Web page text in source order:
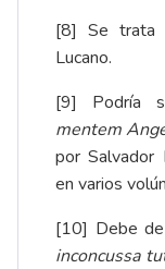
[8] Se trata
Lucano.
[9] Podría
mentem
por Salvador
en varios
[10] Debe
inconcussa